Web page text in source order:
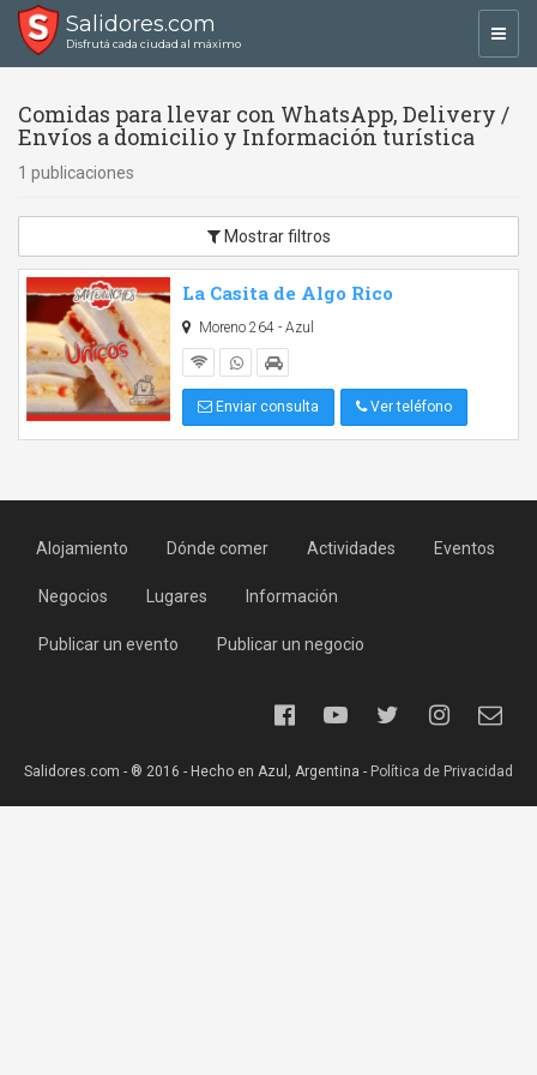
Salidores.com
Disfrutá cada ciudad al máximo
Comidas para llevar con WhatsApp, Delivery /
Envíos a domicilio y Información turística
1 publicaciones
Mostrar filtros
La Casita de Algo Rico
Moreno 264 - Azul
Enviar consulta Ver teléfono
Alojamiento Dónde comer Actividades Eventos
Negocios Lugares Información
Publicar un evento Publicar un negocio
Salidores.com - ® 2016 - Hecho en Azul, Argentina - Política de Privacidad